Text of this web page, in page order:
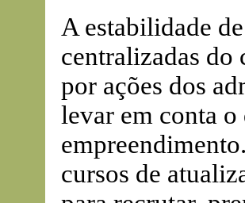
A estabilidade
centralizadas do
por ações dos
levar em conta
cursos de